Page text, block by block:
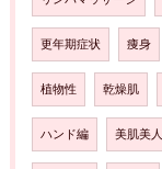
更年期症状 痩身
植物性 乾燥肌
ハンド編 美肌美人